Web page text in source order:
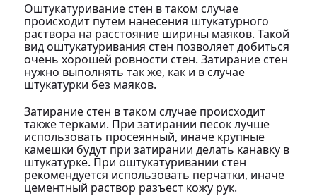
Оштукатуривание стен в таком случае
происходит путем нанесения штукатурного
раствора на расстояние ширины маяков. Такой
вид оштукатуривания стен позволяет добиться
очень хорошей ровности стен. Затирание стен
нужно выполнять так же, как и в случае
штукатурки без маяков.
Затирание стен в таком случае происходит
также терками. При затирании песок лучше
использовать просеянный, иначе крупные
камешки будут при затирании делать канавку в
штукатурке. При оштукатуривании стен
рекомендуется использовать перчатки, иначе
цементный раствор разъест кожу рук.